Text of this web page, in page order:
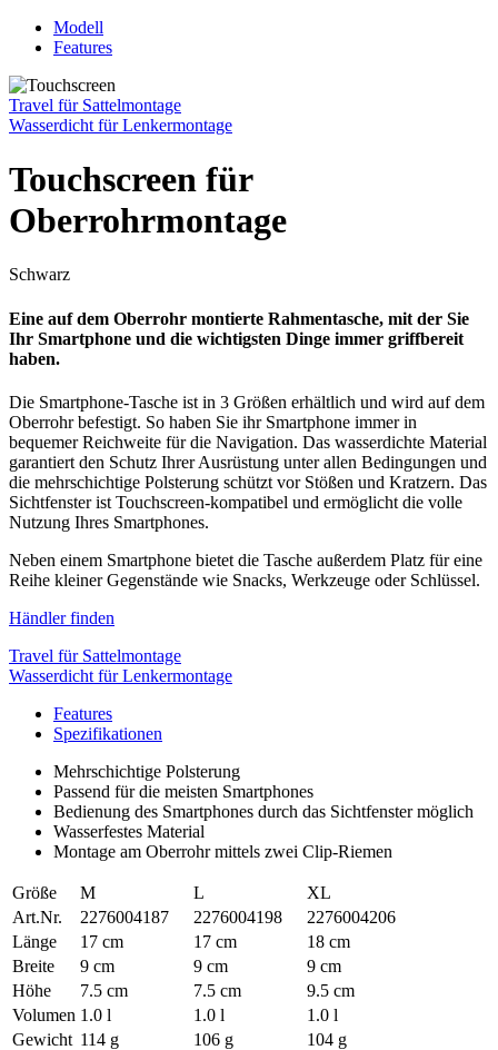
Modell
Features
Travel für Sattelmontage
Wasserdicht für Lenkermontage
Touchscreen für
Oberrohrmontage
Schwarz
Eine auf dem Oberrohr montierte Rahmentasche, mit der Sie
Ihr Smartphone und die wichtigsten Dinge immer griffbereit
haben.
Die Smartphone-Tasche ist in 3 Größen erhältlich und wird auf dem
Oberrohr befestigt. So haben Sie ihr Smartphone immer in
bequemer Reichweite für die Navigation. Das wasserdichte Material
garantiert den Schutz Ihrer Ausrüstung unter allen Bedingungen und
die mehrschichtige Polsterung schützt vor Stößen und Kratzern. Das
Sichtfenster ist Touchscreen-kompatibel und ermöglicht die volle
Nutzung Ihres Smartphones.
Neben einem Smartphone bietet die Tasche außerdem Platz für eine
Reihe kleiner Gegenstände wie Snacks, Werkzeuge oder Schlüssel.
Händler finden
Travel für Sattelmontage
Wasserdicht für Lenkermontage
Features
Spezifikationen
Mehrschichtige Polsterung
Passend für die meisten Smartphones
Bedienung des Smartphones durch das Sichtfenster möglich
Wasserfestes Material
Montage am Oberrohr mittels zwei Clip-Riemen
Größe M L
XL
Art.Nr.
2276004187 2276004198
2276004206
Länge
17 cm 17 cm
18 cm
Breite
9 cm 9 cm
9 cm
Höhe
7.5 cm 7.5 cm
9.5 cm
Volumen 1.0 l 1.0 l
1.0 l
Gewicht 114 g 106 g
104 g